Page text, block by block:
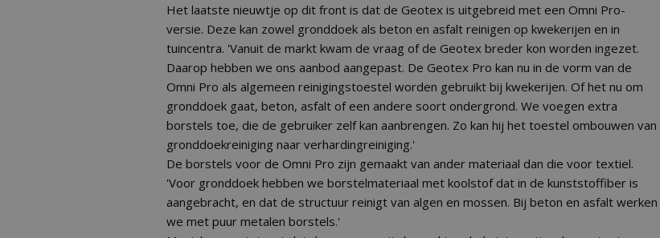
Het laatste nieuwtje op dit front is dat de Geotex is uitgebreid met een Omni Pro-
versie. Deze kan zowel gronddoek als beton en asfalt reinigen op kwekerijen en in
tuincentra. 'Vanuit de markt kwam de vraag of de Geotex breder kon worden ingezet.
Daarop hebben we ons aanbod aangepast. De Geotex Pro kan nu in de vorm van de
Omni Pro als algemeen reinigingstoestel worden gebruikt bij kwekerijen. Of het nu om
gronddoek gaat, beton, asfalt of een andere soort ondergrond. We voegen extra
borstels toe, die de gebruiker zelf kan aanbrengen. Zo kan hij het toestel ombouwen van
gronddoekreiniging naar verhardingreiniging.'
De borstels voor de Omni Pro zijn gemaakt van ander materiaal dan die voor textiel.
'Voor gronddoek hebben we borstelmateriaal met koolstof dat in de kunststoffiber is
aangebracht, en dat de structuur reinigt van algen en mossen. Bij beton en asfalt werken
we met puur metalen borstels.'